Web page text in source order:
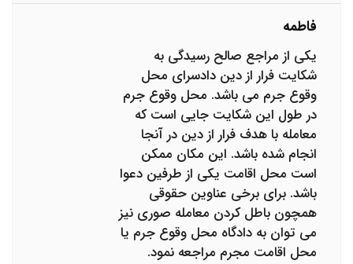
فاطمه
یکی از مراجع صالح رسیدگی به
شکایت فرار از دین دادسرای محل
وقوع جرم می باشد. محل وقوع جرم
در طول این شکایت جایی است که
معامله با هدف فرار از دین در آنجا
انجام شده باشد. این مکان ممکن
است محل اقامت یکی از طرفین دعوا
باشد. برای برخی عناوین حقوقی
همچون باطل کردن معامله صوری نیز
می توان به دادگاه محل وقوع جرم یا
محل اقامت مجرم مراجعه نمود.